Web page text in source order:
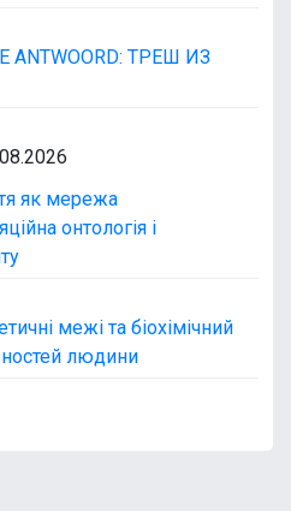
ANTWOORD: ТРЕШ ИЗ
як мережа
онтологія і
межі та біохімічний
людини